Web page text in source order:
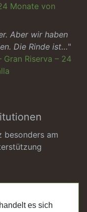
es sich
Monate von
Aber wir haben
Die Rinde ist…"
Gran Riserva – 24
besonders am